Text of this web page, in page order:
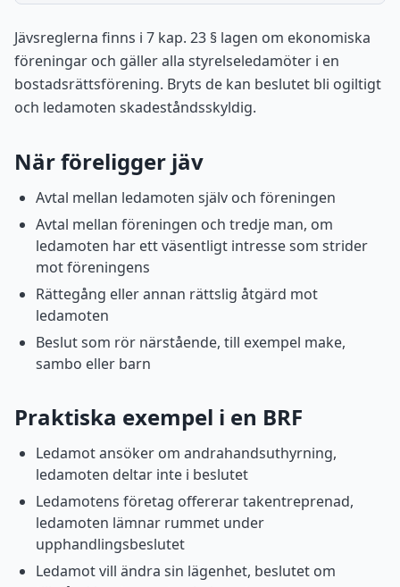
Jävsreglerna finns i 7 kap. 23 § lagen om ekonomiska
föreningar och gäller alla styrelseledamöter i en
bostadsrättsförening. Bryts de kan beslutet bli ogiltigt
och ledamoten skadeståndsskyldig.
När föreligger jäv
Avtal mellan ledamoten själv och föreningen
Avtal mellan föreningen och tredje man, om
ledamoten har ett väsentligt intresse som strider
mot föreningens
Rättegång eller annan rättslig åtgärd mot
ledamoten
Beslut som rör närstående, till exempel make,
sambo eller barn
Praktiska exempel i en BRF
Ledamot ansöker om andrahandsuthyrning,
ledamoten deltar inte i beslutet
Ledamotens företag offererar takentreprenad,
ledamoten lämnar rummet under
upphandlingsbeslutet
Ledamot vill ändra sin lägenhet, beslutet om